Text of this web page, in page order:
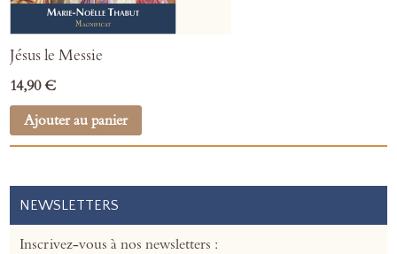
Jésus le Messie
14,90 €
Ajouter au panier
NEWSLETTERS
Inscrivez-vous à nos newsletters :